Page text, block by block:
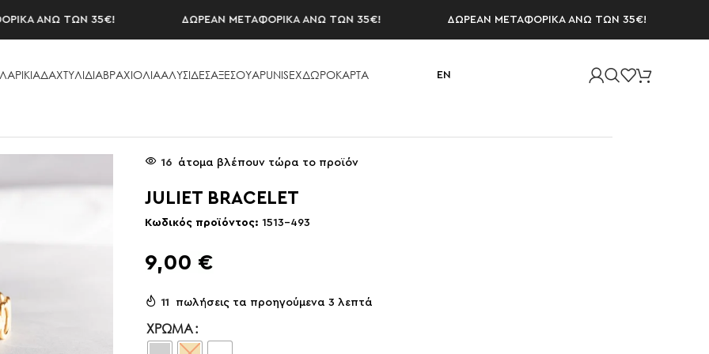
ΑΝΩ ΤΩΝ 35€! ΔΩΡΕΑΝ ΜΕΤΑΦΟΡΙΚΑ ΑΝΩ ΤΩΝ 35€! ΔΩΡΕΑΝ ΜΕΤΑΦΟΡΙΚΑ ΑΝΩ ΤΩΝ 35€!
ΔΑΧΤΥΛΙΔΙΑΒΡΑΧΙΟΛΙΑΑΛΥΣΙΔΕΣΑΞΕΣΟΥAΡUNISEXΔΩΡΟΚΑΡΤΑ EN
16 άτομα βλέπουν τώρα το προϊόν
JULIET BRACELET
Κωδικός προϊόντος: 1513-493
9,00 €
11 πωλήσεις τα προηγούμενα 3 λεπτά
ΧΡΏΜΑ